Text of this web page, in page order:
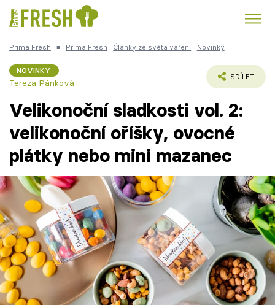
Česká kuchyně
Témata
Recepty
Články
TV Program
Škola vaření
Prima Fresh ■ Prima Fresh Články ze světa vaření Novinky
NOVINKY
Tereza Pánková
SDÍLET
Velikonoční sladkosti vol. 2:
velikonoční oříšky, ovocné
plátky nebo mini mazanec